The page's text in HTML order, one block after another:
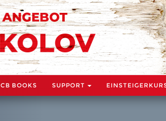
CB BOOKS SUPPORT